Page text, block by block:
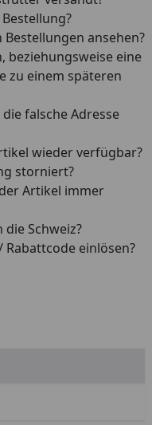
ansehen?
beziehungsweise eine
zu einem späteren
falsche Adresse
wieder verfügbar?
storniert?
Artikel immer
Schweiz?
einlösen?